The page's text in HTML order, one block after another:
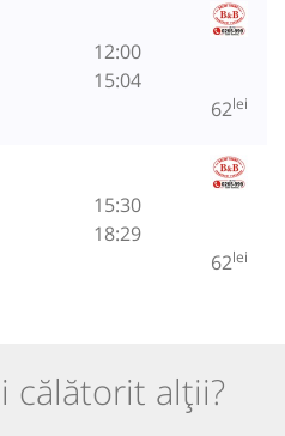
12:00
15:04
62lei
15:30
18:29
62lei
călătorit alții?